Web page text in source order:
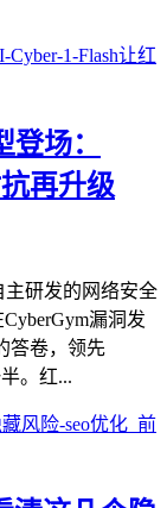
场：
再升级
研发的网络安全
漏洞发
答卷，领先
。红...